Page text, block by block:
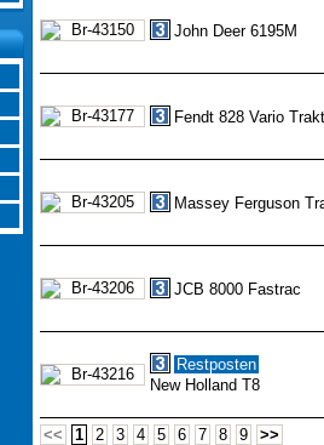
John Deer 6195M
Fendt 828 Vario
Massey Ferguson
JCB 8000 Fastrac
Restposten
New Holland T8
<< 1 2 3 4 5 6 7 8 9 >>